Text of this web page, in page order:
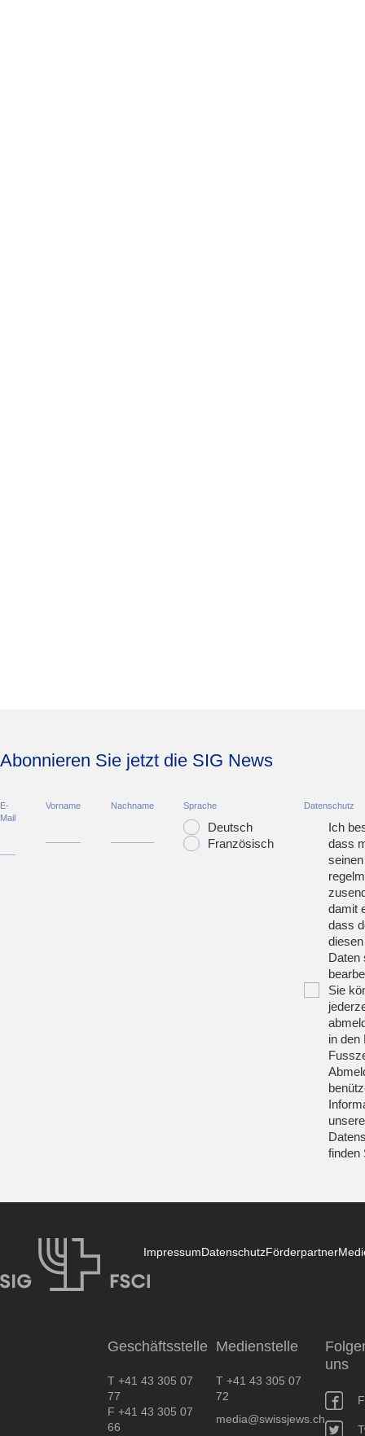
Abonnieren Sie jetzt die SIG News
E-
Mail
Vorname Nachname Sprache
Deutsch
Französisch
Datenschutz
Ich
dass
damit
dass
Daten
Sie
in den
finden
ImpressumDatenschutzFörderpartner
Geschäftsstelle
T +41 43 305 07
77
F +41 43 305 07
66
Medienstelle
T +41 43 305 07
72
media@swissjews.ch
uns